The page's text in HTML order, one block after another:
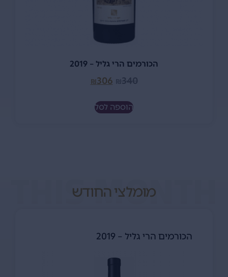
הכורמים הרי גליל – 2019
₪ 340
₪306
הוספה לסל
מומלצי החודש
THIS MONTH
הכורמים הרי גליל – 2019